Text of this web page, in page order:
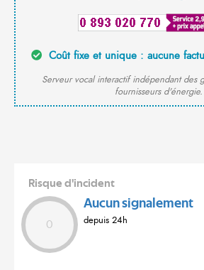
Coût fixe et unique : aucune
Serveur vocal interactif indépendant des
fournisseurs d'énergie.
Risque d'incident
0
Aucun signalement
depuis 24h